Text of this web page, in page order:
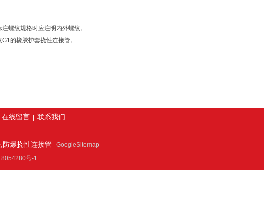
螺纹规格时应注明内外螺纹。
的橡胶护套挠性连接管。
在线留言 联系我们
爆挠性连接管 GoogleSitemap
号-1